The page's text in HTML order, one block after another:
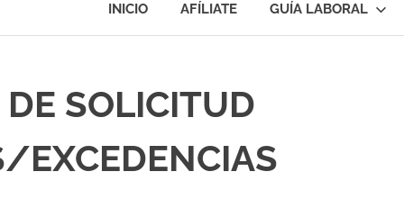
INICIO AFÍLIATE GUÍA LABORAL
SOLICITUD
EXCEDENCIAS